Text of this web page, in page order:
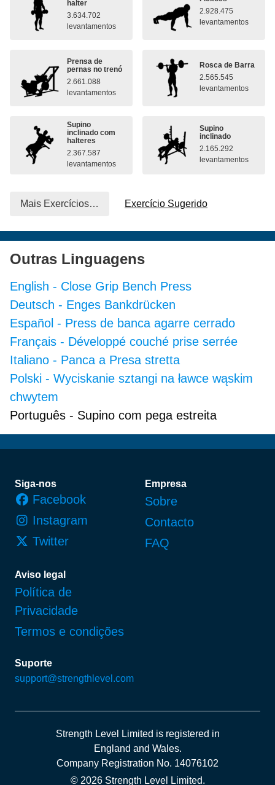
halter
3.634.702
levantamentos
2.928.475
levantamentos
Prensa de
pernas no trenó
2.661.088
levantamentos
Rosca de Barra
2.565.545
levantamentos
Supino
inclinado com
halteres
2.367.587
levantamentos
Supino
inclinado
2.165.292
levantamentos
Mais Exercícios… Exercício Sugerido
Outras Linguagens
English - Close Grip Bench Press
Deutsch - Enges Bankdrücken
Español - Press de banca agarre cerrado
Français - Développé couché prise serrée
Italiano - Panca a Presa stretta
Polski - Wyciskanie sztangi na ławce wąskim
chwytem
Português - Supino com pega estreita
Rodapé
Siga-nos
Facebook
Instagram
Twitter
Empresa
Sobre
Contacto
FAQ
Aviso legal
Política de
Privacidade
Termos e condições
Suporte
support@strengthlevel.com
Strength Level Limited is registered in
England and Wales.
Company Registration No. 14076102
© 2026 Strength Level Limited.